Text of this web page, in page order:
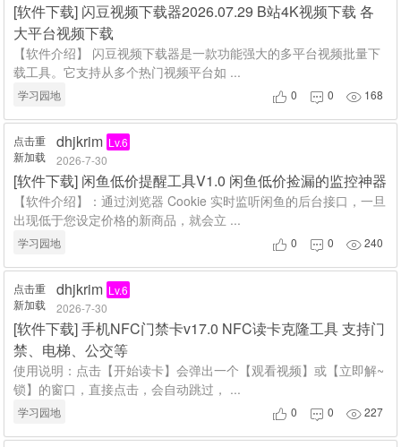
[软件下载] 闪豆视频下载器2026.07.29 B站4K视频下载 各
大平台视频下载
【软件介绍】 闪豆视频下载器是一款功能强大的多平台视频批量下
载工具。它支持从多个热门视频平台如 ...
学习园地  0  0  168
点击重
新加载
dhjkrim Lv.6
2026-7-30
[软件下载] 闲鱼低价提醒工具V1.0 闲鱼低价捡漏的监控神器
【软件介绍】：通过浏览器 Cookie 实时监听闲鱼的后台接口，一旦
出现低于您设定价格的新商品，就会立 ...
学习园地  0  0 240
点击重
新加载
dhjkrim Lv.6
2026-7-30
[软件下载]手机NFC门禁卡v17.0 NFC读卡克隆工具 支持门
禁、电梯、公交等
使用说明：点击【开始读卡】会弹出一个【观看视频】或【立即解~
锁】的窗口，直接点击，会自动跳过， ...
学习园地  0  0 227